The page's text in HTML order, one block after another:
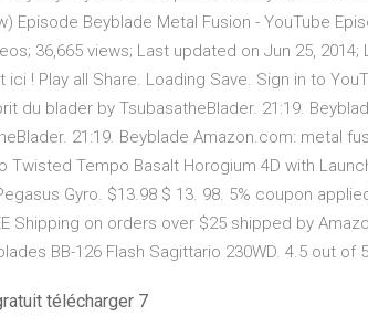
Episode Beyblade Metal Fusion - YouTube
36,665 views; Last updated on Jun 25,
! Play all Share. Loading Save. Sign in to
du blader by TsubasatheBlader. 21:19.
21:19. Beyblade Amazon.com: metal
Twisted Tempo Basalt Horogium 4D with
Gyro. $13.98 $ 13. 98. 5% coupon
Shipping on orders over $25 shipped by
BB-126 Flash Sagittario 230WD. 4.5 out of
télécharger 7